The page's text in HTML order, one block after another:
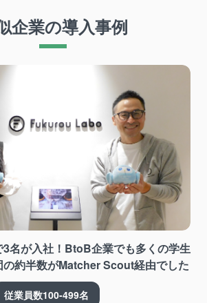
企業の導入事例
名が入社！BtoB企業でも多くの学生
の約半数がMatcher Scout経由でした
従業員数100-499名